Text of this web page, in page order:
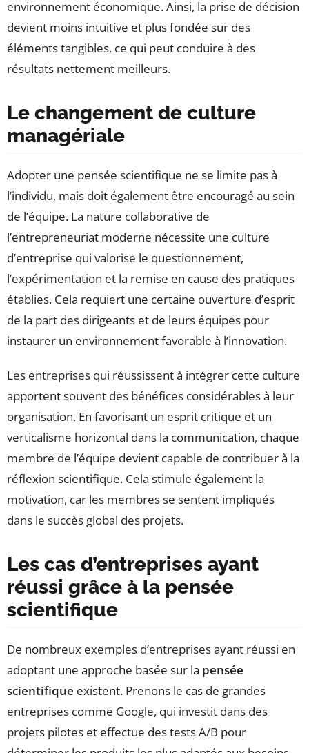
environnement économique. Ainsi, la prise de décision
devient moins intuitive et plus fondée sur des
éléments tangibles, ce qui peut conduire à des
résultats nettement meilleurs.
Le changement de culture
managériale
Adopter une pensée scientifique ne se limite pas à
l’individu, mais doit également être encouragé au sein
de l’équipe. La nature collaborative de
l’entrepreneuriat moderne nécessite une culture
d’entreprise qui valorise le questionnement,
l’expérimentation et la remise en cause des pratiques
établies. Cela requiert une certaine ouverture d’esprit
de la part des dirigeants et de leurs équipes pour
instaurer un environnement favorable à l’innovation.
Les entreprises qui réussissent à intégrer cette culture
apportent souvent des bénéfices considérables à leur
organisation. En favorisant un esprit critique et un
verticalisme horizontal dans la communication, chaque
membre de l’équipe devient capable de contribuer à la
réflexion scientifique. Cela stimule également la
motivation, car les membres se sentent impliqués
dans le succès global des projets.
Les cas d’entreprises ayant
réussi grâce à la pensée
scientifique
De nombreux exemples d’entreprises ayant réussi en
adoptant une approche basée sur la pensée
scientifique existent. Prenons le cas de grandes
entreprises comme Google, qui investit dans des
projets pilotes et effectue des tests A/B pour